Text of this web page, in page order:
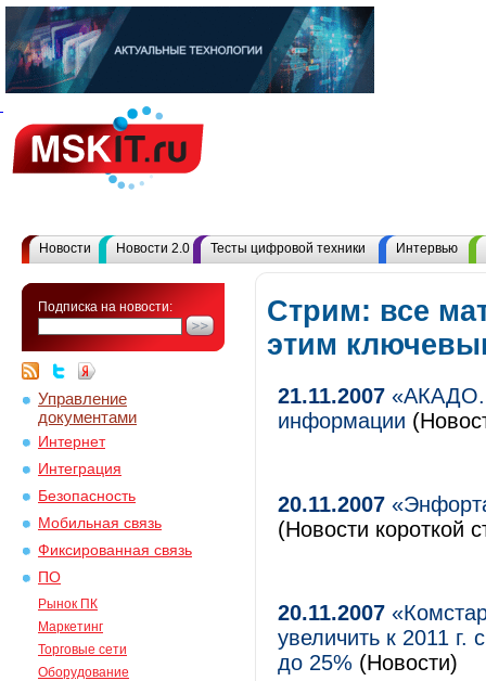
Новости Новости 2.0 Тесты цифровой техники Интервью
Подписка на новости:
Управление
документами
Интернет
Интеграция
Безопасность
Мобильная связь
Фиксированная связь
ПО
Рынок ПК
Маркетинг
Торговые сети
Оборудование
Стрим: все
этим
21.11.2007
информации
20.11.2007
(Новости короткой
20.11.2007
увеличить к 2011
до 25% (Новости)